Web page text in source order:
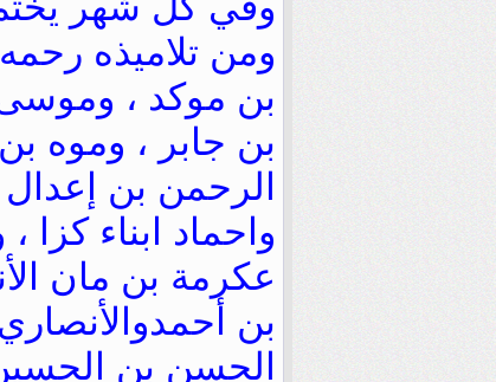
ومن تلاميذه
بن موكد ،
بن جابر ، وموه
الرحمن بن
واحماد ابناء
عكرمة بن مان
بن
الحسن بن